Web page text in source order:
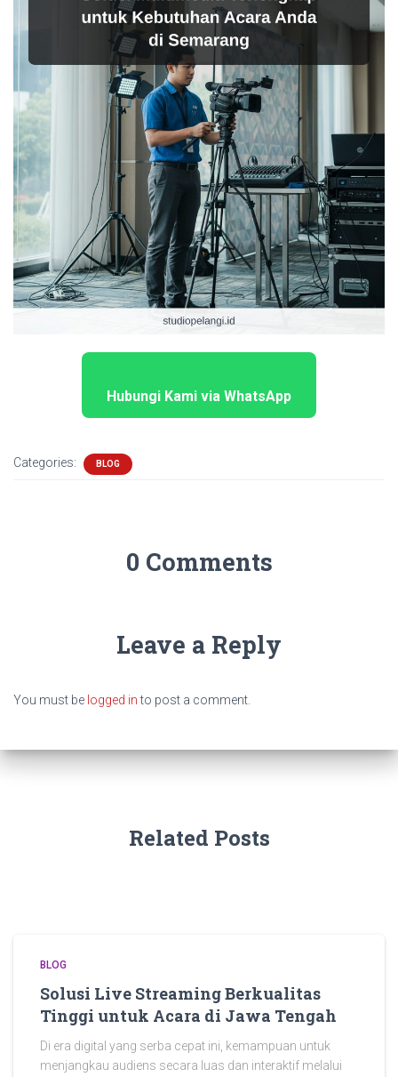
Hubungi Kami via WhatsApp
Categories: BLOG
0 Comments
Leave a Reply
You must be logged into post a comment.
Related Posts
BLOG
Solusi Live Streaming Berkualitas
Tinggi untuk Acara di Jawa Tengah
Di era digital yang serba cepat ini, kemampuan untuk
menjangkau audiens secara luas dan interaktif melalui